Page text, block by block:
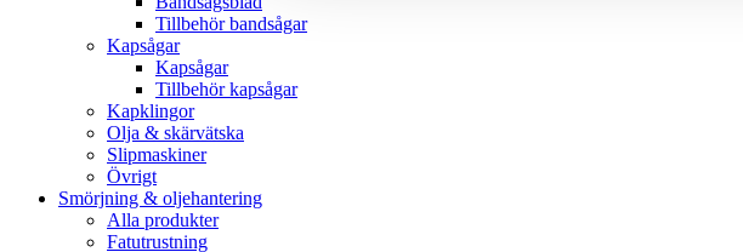
Tillbehör bandsågar
Kapsågar
Kapsågar
Tillbehör kapsågar
Kapklingor
Olja & skärvätska
Slipmaskiner
Övrigt
Smörjning & oljehantering
Alla produkter
Fatutrustning